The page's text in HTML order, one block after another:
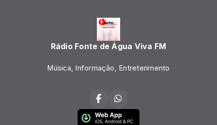
Rádio Fonte de Água Viva FM
Música, Informação, Entreterimento